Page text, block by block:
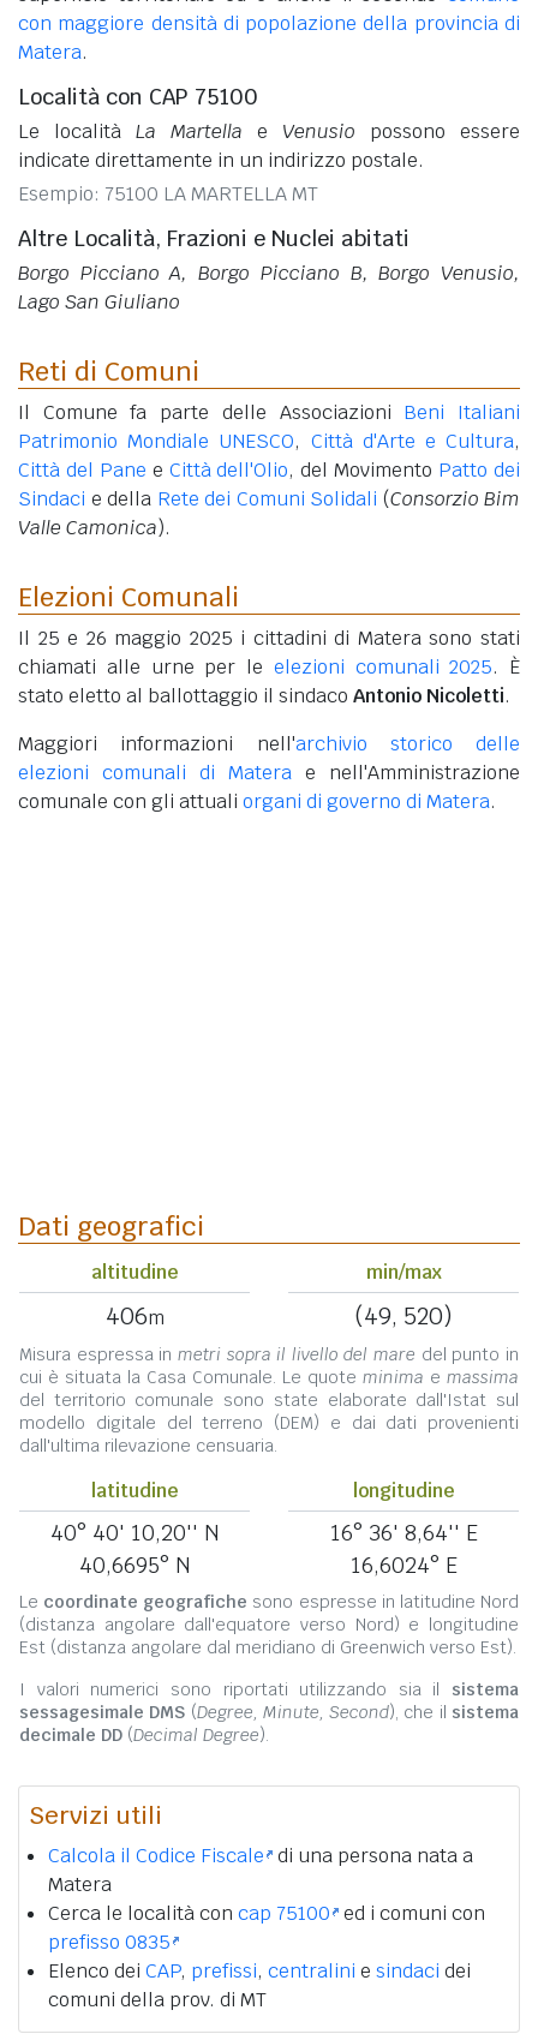
con maggiore densità di popolazione della provincia di
Matera.
Località con CAP 75100
Le località La Martella e Venusio possono essere
indicate direttamente in un indirizzo postale.
Esempio: 75100 LA MARTELLA MT
Altre Località, Frazioni e Nuclei abitati
Borgo Picciano A, Borgo Picciano B, Borgo Venusio,
Lago San Giuliano
Reti di Comuni
Il Comune fa parte delle Associazioni Beni Italiani
Patrimonio Mondiale UNESCO, Città d'Arte e Cultura,
Città del Pane e Città dell'Olio, del Movimento Patto dei
Sindaci e della Rete dei Comuni Solidali (Consorzio Bim
Valle Camonica).
Elezioni Comunali
Il 25 e 26 maggio 2025 i cittadini di Matera sono stati
chiamati alle urne per le elezioni comunali 2025. È
stato eletto al ballottaggio il sindaco Antonio Nicoletti.
Maggiori informazioni nell'archivio storico delle
elezioni comunali di Matera e nell'Amministrazione
comunale con gli attuali organi di governo di Matera.
Dati geografici
altitudine
406m
min/max
(49, 520)
Misura espressa in metri sopra il livello del mare del punto in
cui è situata la Casa Comunale. Le quote minima e massima
del territorio comunale sono state elaborate dall'Istat sul
modello digitale del terreno (DEM) e dai dati provenienti
dall'ultima rilevazione censuaria.
latitudine
40° 40' 10,20'' N
40,6695° N
longitudine
16° 36' 8,64'' E
16,6024° E
Le coordinate geografiche sono espresse in latitudine Nord
(distanza angolare dall'equatore verso Nord) e longitudine
Est (distanza angolare dal meridiano di Greenwich verso Est).
I valori numerici sono riportati utilizzando sia il sistema
sessagesimale DMS (Degree, Minute, Second), che il sistema
decimale DD (Decimal Degree).
Servizi utili
Calcola il Codice Fiscale di una persona nata a
Matera
Cerca le località con cap 75100 ed i comuni con
prefisso 0835
Elenco dei CAP, prefissi, centralini e sindaci dei
comuni della prov. di MT